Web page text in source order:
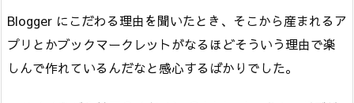
Blogger にこだわる理由を聞いたとき、そこから産まれるア
プリとかブックマークレットがなるほどそういう理由で楽
しんで作れているんだなと感心するばかりでした。